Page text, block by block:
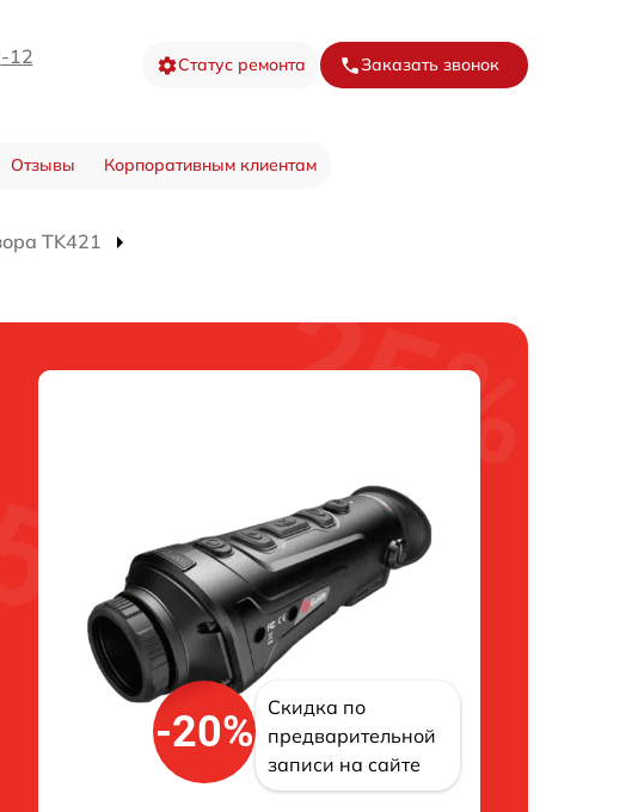
12 Статус ремонта Заказать звонок
Отзывы Корпоративным клиентам
TK421
-20%
Скидка по
предварительной
записи на сайте